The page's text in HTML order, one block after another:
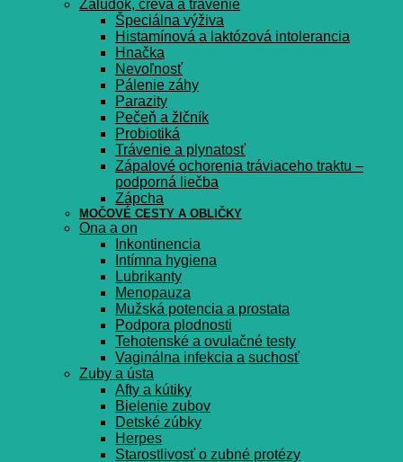
Žalúdok, črevá a trávenie
Špeciálna výživa
Histamínová a laktózová intolerancia
Hnačka
Nevoľnosť
Pálenie záhy
Parazity
Pečeň a žlčník
Probiotiká
Trávenie a plynatosť
Zápalové ochorenia tráviaceho traktu –
podporná liečba
Zápcha
MOČOVÉ CESTY A OBLIČKY
Ona a on
Inkontinencia
Intímna hygiena
Lubrikanty
Menopauza
Mužská potencia a prostata
Podpora plodnosti
Tehotenské a ovulačné testy
Vaginálna infekcia a suchosť
Zuby a ústa
Afty a kútiky
Bielenie zubov
Detské zúbky
Herpes
Starostlivosť o zubné protézy